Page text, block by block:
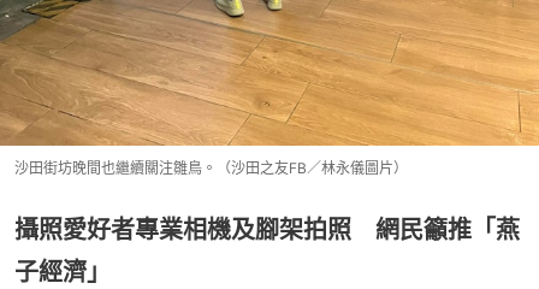
沙田街坊晚間也繼續關注雛鳥。（沙田之友FB／林永儀圖片）
攝照愛好者專業相機及腳架拍照 網民籲推「燕
子經濟」